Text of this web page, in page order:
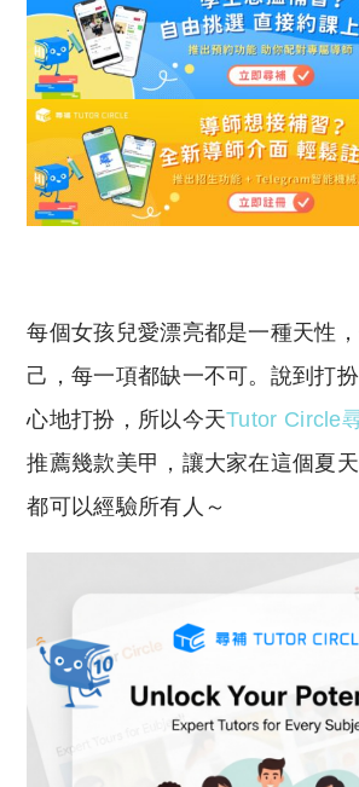
每個女孩兒愛漂亮都是一種天性
己，每一項都缺一不可。說到打
心地打扮，所以今天Tutor Circle
推薦幾款美甲，讓大家在這個夏
都可以經驗所有人～